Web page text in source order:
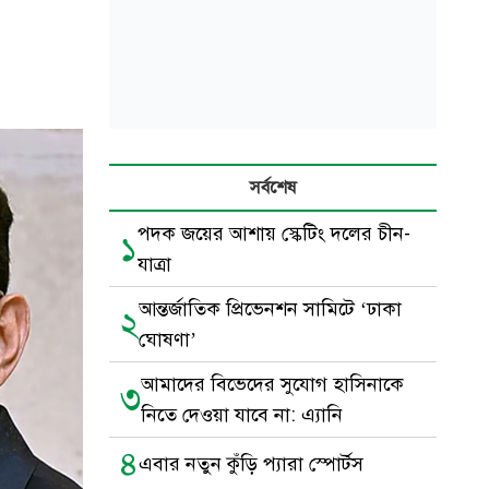
সর্বশেষ
১পদক জয়ের আশায় স্কেটিং দলের চীন-
যাত্রা
২আন্তর্জাতিক প্রিভেনশন সামিটে ‘ঢাকা
ঘোষণা’
৩আমাদের বিভেদের সুযোগ হাসিনাকে
নিতে দেওয়া যাবে না: এ্যানি
৪এবার নতুন কুঁড়ি প্যারা স্পোর্টস